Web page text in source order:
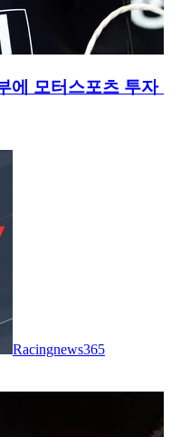
에 모터스포츠 투자
Racingnews365